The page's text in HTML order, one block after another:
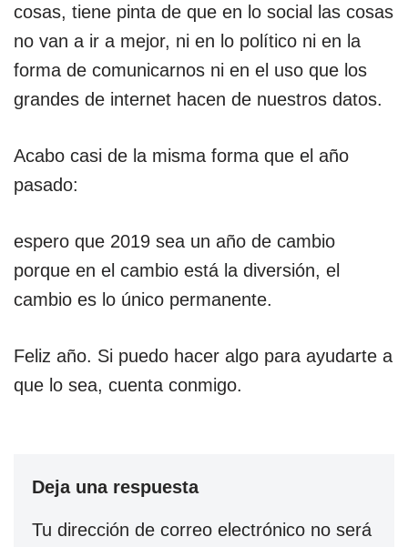
cosas, tiene pinta de que en lo social las cosas
no van a ir a mejor, ni en lo político ni en la
forma de comunicarnos ni en el uso que los
grandes de internet hacen de nuestros datos.
Acabo casi de la misma forma que el año
pasado:
espero que 2019 sea un año de cambio
porque en el cambio está la diversión, el
cambio es lo único permanente.
Feliz año. Si puedo hacer algo para ayudarte a
que lo sea, cuenta conmigo.
Deja una respuesta
Tu dirección de correo electrónico no será